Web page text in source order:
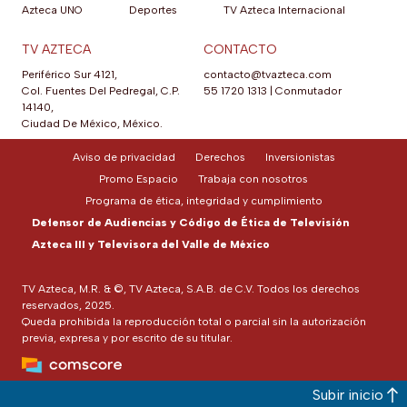
Azteca UNO
Deportes
TV Azteca Internacional
TV AZTECA
Periférico Sur 4121,
Col. Fuentes Del Pedregal, C.P.
14140,
Ciudad De México, México.
CONTACTO
contacto@tvazteca.com
55 1720 1313
Conmutador
TV Azteca, M.R. & ©, TV Azteca, S.A.B. de C.V. Todos los derechos
reservados, 2025.
Queda prohibida la reproducción total o parcial sin la autorización
previa, expresa y por escrito de su titular.
Aviso de privacidad Derechos
Inversionistas
Promo Espacio
Trabaja con nosotros
Programa de ética, integridad y cumplimiento
Defensor de Audiencias y Código de Ética de Televisión
Azteca III y Televisora del Valle de México
Subir inicio